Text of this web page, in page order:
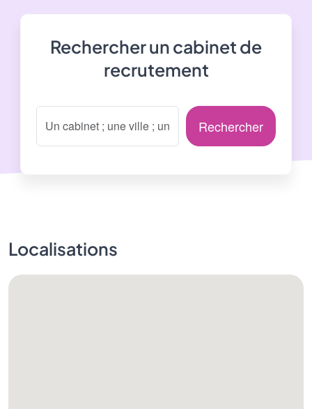
Rechercher un cabinet de
recrutement
Rechercher
Localisations